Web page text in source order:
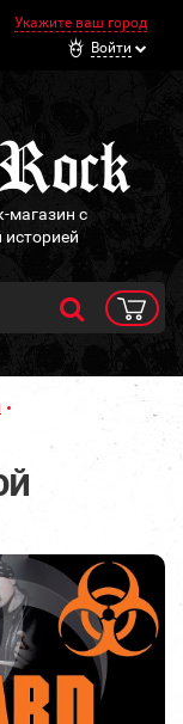
Укажите ваш город
Войти
магазин с
историей